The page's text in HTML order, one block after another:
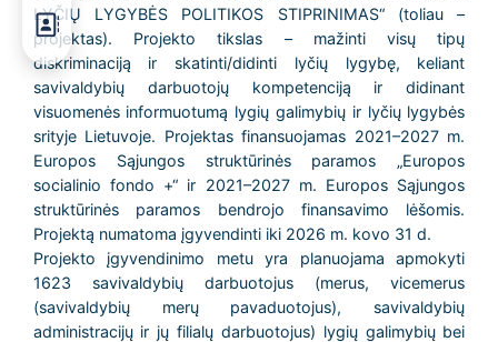
LYČIŲ LYGYBĖS POLITIKOS STIPRINIMAS“ (toliau –
projektas). Projekto tikslas – mažinti visų tipų
diskriminaciją ir skatinti/didinti lyčių lygybę, keliant
savivaldybių darbuotojų kompetenciją ir didinant
visuomenės informuotumą lygių galimybių ir lyčių lygybės
srityje Lietuvoje. Projektas finansuojamas 2021–2027 m.
Europos Sąjungos struktūrinės paramos „Europos
socialinio fondo +“ ir 2021–2027 m. Europos Sąjungos
struktūrinės paramos bendrojo finansavimo lėšomis.
Projektą numatoma įgyvendinti iki 2026 m. kovo 31 d.
Projekto įgyvendinimo metu yra planuojama apmokyti
1623 savivaldybių darbuotojus (merus, vicemerus
(savivaldybių merų pavaduotojus), savivaldybių
administracijų ir jų filialų darbuotojus) lygių galimybių bei